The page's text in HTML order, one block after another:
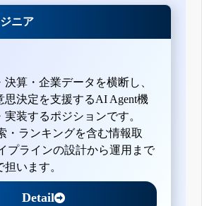
ニア
決算・企業データを横断し、
思決定を支援するAI Agent機
実装するポジションです。
・ランキングを含む情報取
プラインの設計から運用まで
います。
Detail